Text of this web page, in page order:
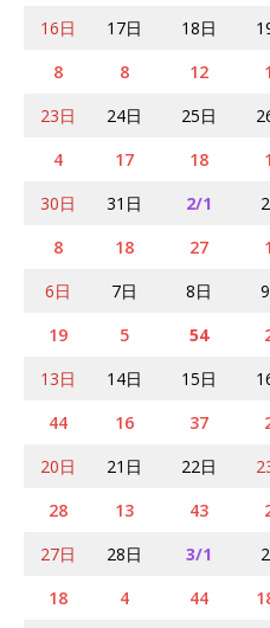
16日
17日 18日
8
8 12
23日
24日 25日
4
17 18
30日
31日 2/1
8
18 27
6日
7日 8日
19
5 54
13日
14日 15日
44
16 37
20日
21日 22日
28
13 43
27日
28日 3/1
18
4 44